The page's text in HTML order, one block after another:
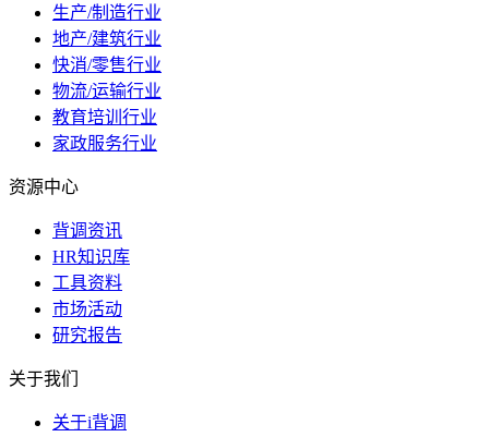
生产/制造行业
地产/建筑行业
快消/零售行业
物流/运输行业
教育培训行业
家政服务行业
资源中心
背调资讯
HR知识库
工具资料
市场活动
研究报告
关于我们
关于i背调